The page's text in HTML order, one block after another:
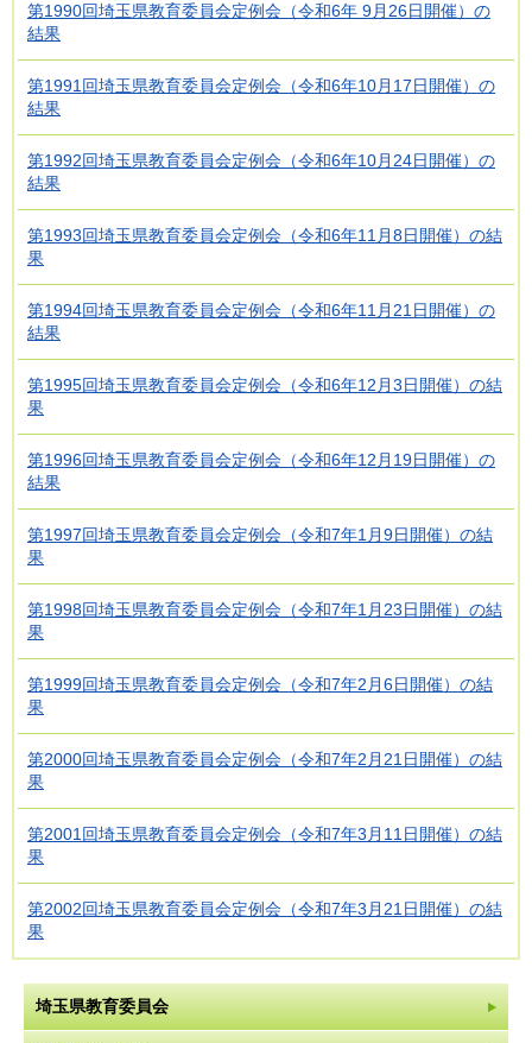
第1990回埼玉県教育委員会定例会（令和6年 9月26日開催）の
結果
第1991回埼玉県教育委員会定例会（令和6年10月17日開催）の
結果
第1992回埼玉県教育委員会定例会（令和6年10月24日開催）の
結果
第1993回埼玉県教育委員会定例会（令和6年11月8日開催）の結
果
第1994回埼玉県教育委員会定例会（令和6年11月21日開催）の
結果
第1995回埼玉県教育委員会定例会（令和6年12月3日開催）の結
果
第1996回埼玉県教育委員会定例会（令和6年12月19日開催）の
結果
第1997回埼玉県教育委員会定例会（令和7年1月9日開催）の結
果
第1998回埼玉県教育委員会定例会（令和7年1月23日開催）の結
果
第1999回埼玉県教育委員会定例会（令和7年2月6日開催）の結
果
第2000回埼玉県教育委員会定例会（令和7年2月21日開催）の結
果
第2001回埼玉県教育委員会定例会（令和7年3月11日開催）の結
果
第2002回埼玉県教育委員会定例会（令和7年3月21日開催）の結
果
埼玉県教育委員会